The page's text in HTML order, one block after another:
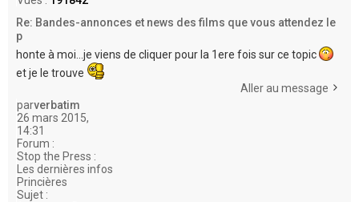
Re: Bandes-annonces et news des films que vous attendez le
p
honte à moi...je viens de cliquer pour la 1ere fois sur ce topic
et je le trouve
Aller au message
parverbatim
26 mars 2015,
14:31
Forum :
Stop the Press :
Les dernières infos
Princières
Sujet :